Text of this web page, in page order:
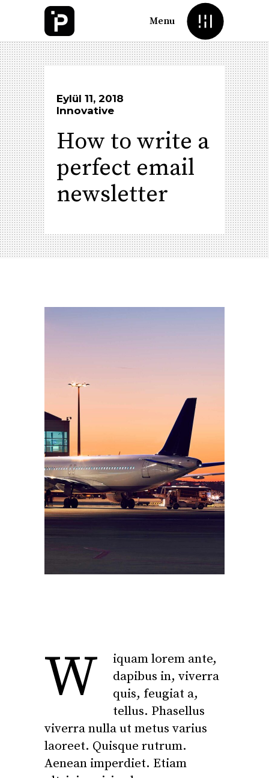
Menu
Eylül 11, 2018
Innovative
How to write a
perfect email
newsletter
W
iquam lorem ante,
dapibus in, viverra
quis, feugiat a,
tellus. Phasellus
viverra nulla ut metus varius
laoreet. Quisque rutrum.
Aenean imperdiet. Etiam